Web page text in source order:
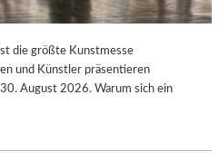
die größte Kunstmesse
und Künstler präsentieren
August 2026. Warum sich ein